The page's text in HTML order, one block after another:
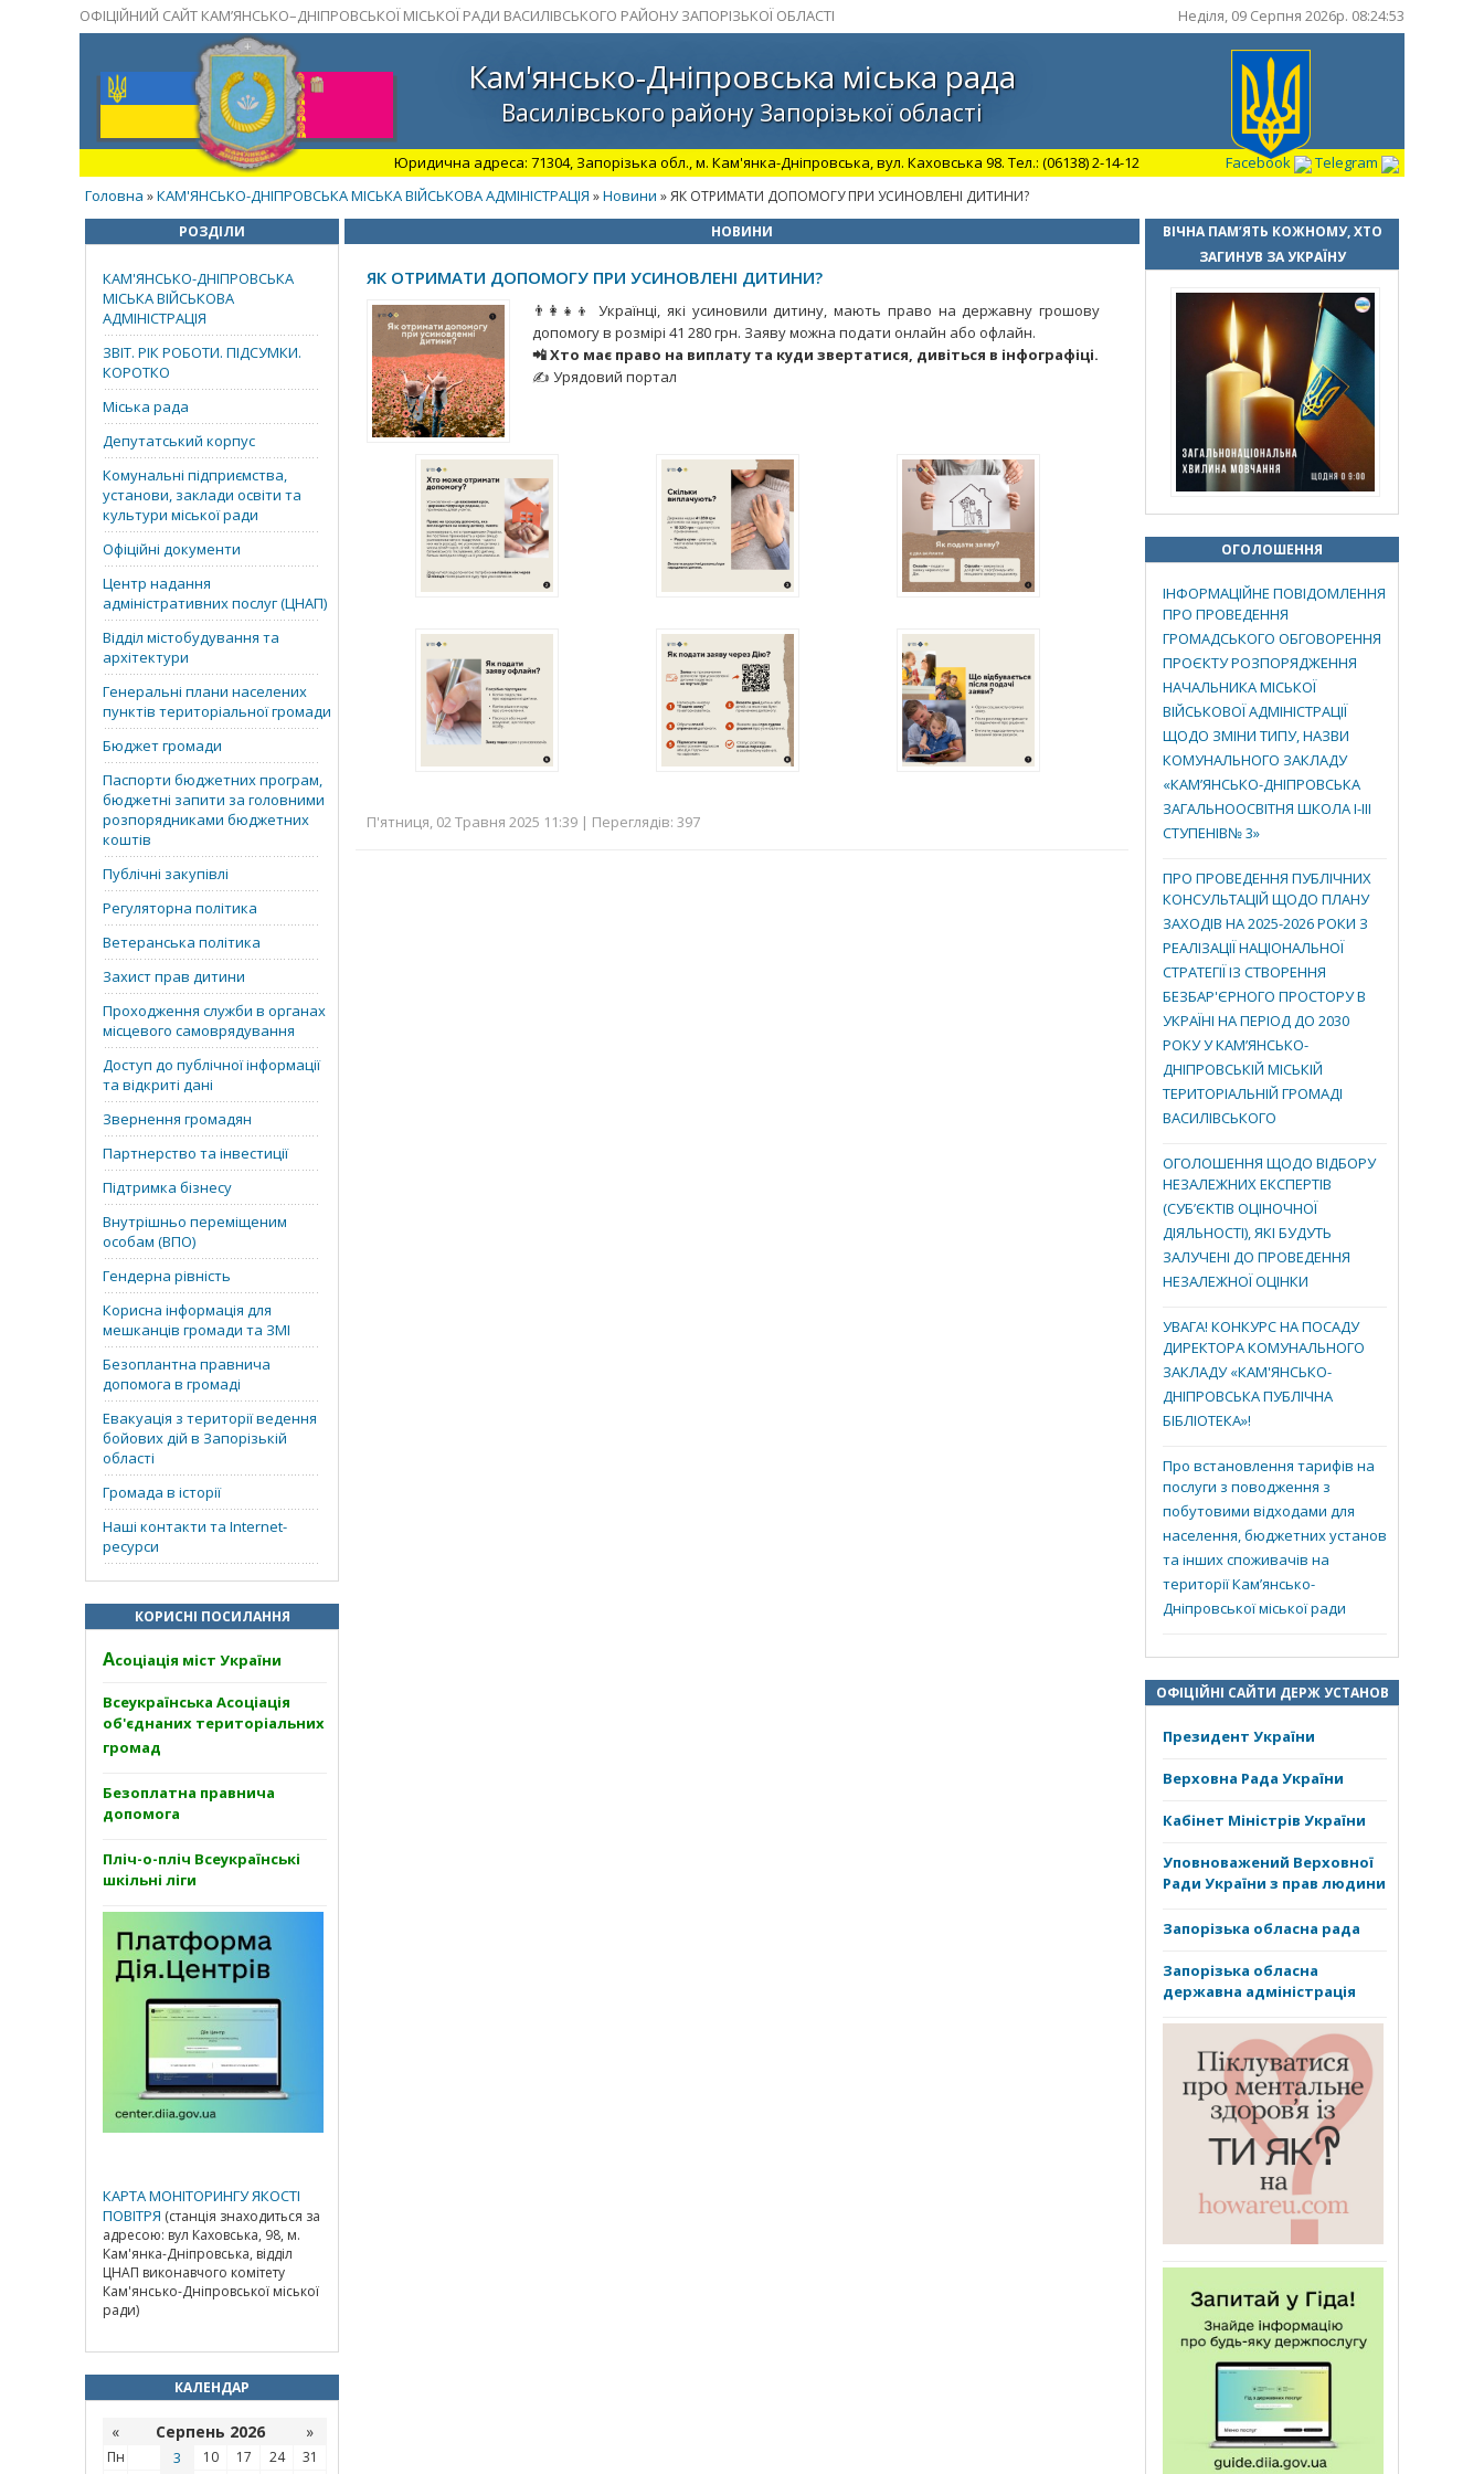
ОФІЦІЙНИЙ САЙТ КАМ’ЯНСЬКО–ДНІПРОВСЬКОЇ МІСЬКОЇ РАДИ ВАСИЛІВСЬКОГО РАЙОНУ ЗАПОРІЗЬКОЇ ОБЛАСТІ Неділя, 09 Серпня 2026р. 08:24:54
Кам'янсько-Дніпровська міська рада
Василівського району Запорізької області
Юридична адреса: 71304, Запорізька обл., м. Кам'янка-Дніпровська, вул. Каховська 98. Тел.: (06138) 2-14-12 Facebook
Telegram
Головна »КАМ'ЯНСЬКО-ДНІПРОВСЬКА МІСЬКА ВІЙСЬКОВА АДМІНІСТРАЦІЯ »Новини » ЯК ОТРИМАТИ ДОПОМОГУ ПРИ УСИНОВЛЕНІ ДИТИНИ?
РОЗДІЛИ
КАМ'ЯНСЬКО-ДНІПРОВСЬКА
МІСЬКА ВІЙСЬКОВА
АДМІНІСТРАЦІЯ
ЗВІТ. РІК РОБОТИ. ПІДСУМКИ.
КОРОТКО
Міська рада
Депутатський корпус
Комунальні підприємства,
установи, заклади освіти та
культури міської ради
Офіційні документи
Центр надання
адміністративних послуг (ЦНАП)
Відділ містобудування та
архітектури
Генеральні плани населених
пунктів територіальної громади
Бюджет громади
Паспорти бюджетних програм,
бюджетні запити за головними
розпорядниками бюджетних
коштів
Публічні закупівлі
Регуляторна політика
Ветеранська політика
Захист прав дитини
Проходження служби в органах
місцевого самоврядування
Доступ до публічної інформації
та відкриті дані
Звернення громадян
Партнерство та інвестиції
Підтримка бізнесу
Внутрішньо переміщеним
особам (ВПО)
Гендерна рівність
Корисна інформація для
мешканців громади та ЗМІ
Безоплантна правнича
допомога в громаді
Евакуація з території ведення
бойових дій в Запорізькій
області
Громада в історії
Наші контакти та Internet-
ресурси
КОРИСНІ ПОСИЛАННЯ
Асоціація міст України
Всеукраїнська Асоціація
об'єднаних територіальних
громад
Безоплатна правнича
допомога
Пліч-о-пліч Всеукраїнські
шкільні ліги
КАРТА МОНІТОРИНГУ ЯКОСТІ
ПОВІТРЯ (станція знаходиться за
адресою: вул Каховська, 98, м.
Кам'янка-Дніпровська, відділ
ЦНАП виконавчого комітету
Кам'янсько-Дніпровської міської
ради)
КАЛЕНДАР
« Серпень 2026 »
Пн 3 10 17 24
31
НОВИНИ
ЯК ОТРИМАТИ ДОПОМОГУ ПРИ УСИНОВЛЕНІ ДИТИНИ?
👨‍👩‍👧‍👦 Українці, які усиновили дитину, мають право на державну грошову
допомогу в розмірі 41 280 грн. Заяву можна подати онлайн або офлайн.
📲 Хто має право на виплату та куди звертатися, дивіться в інфографіці.
✍️ Урядовий портал
П'ятниця, 02 Травня 2025 11:39 | Переглядів: 397
ВІЧНА ПАМ’ЯТЬ КОЖНОМУ, ХТО
ЗАГИНУВ ЗА УКРАЇНУ
ОГОЛОШЕННЯ
ІНФОРМАЦІЙНЕ ПОВІДОМЛЕННЯ
ПРО ПРОВЕДЕННЯ
ГРОМАДСЬКОГО ОБГОВОРЕННЯ
ПРОЄКТУ РОЗПОРЯДЖЕННЯ
НАЧАЛЬНИКА МІСЬКОЇ
ВІЙСЬКОВОЇ АДМІНІСТРАЦІЇ
ЩОДО ЗМІНИ ТИПУ, НАЗВИ
КОМУНАЛЬНОГО ЗАКЛАДУ
«КАМ’ЯНСЬКО-ДНІПРОВСЬКА
ЗАГАЛЬНООСВІТНЯ ШКОЛА І-ІІІ
СТУПЕНІВ№ 3»
ПРО ПРОВЕДЕННЯ ПУБЛІЧНИХ
КОНСУЛЬТАЦІЙ ЩОДО ПЛАНУ
ЗАХОДІВ НА 2025-2026 РОКИ З
РЕАЛІЗАЦІЇ НАЦІОНАЛЬНОЇ
СТРАТЕГІЇ ІЗ СТВОРЕННЯ
БЕЗБАР'ЄРНОГО ПРОСТОРУ В
УКРАЇНІ НА ПЕРІОД ДО 2030
РОКУ У КАМ’ЯНСЬКО-
ДНІПРОВСЬКІЙ МІСЬКІЙ
ТЕРИТОРІАЛЬНІЙ ГРОМАДІ
ВАСИЛІВСЬКОГО
ОГОЛОШЕННЯ ЩОДО ВІДБОРУ
НЕЗАЛЕЖНИХ ЕКСПЕРТІВ
(СУБ’ЄКТІВ ОЦІНОЧНОЇ
ДІЯЛЬНОСТІ), ЯКІ БУДУТЬ
ЗАЛУЧЕНІ ДО ПРОВЕДЕННЯ
НЕЗАЛЕЖНОЇ ОЦІНКИ
УВАГА! КОНКУРС НА ПОСАДУ
ДИРЕКТОРА КОМУНАЛЬНОГО
ЗАКЛАДУ «КАМ'ЯНСЬКО-
ДНІПРОВСЬКА ПУБЛІЧНА
БІБЛІОТЕКА»!
Про встановлення тарифів на
послуги з поводження з
побутовими відходами для
населення, бюджетних установ
та інших споживачів на
території Кам’янсько-
Дніпровської міської ради
ОФІЦІЙНІ САЙТИ ДЕРЖ УСТАНОВ
Президент України
Верховна Рада України
Кабінет Міністрів України
Уповноважений Верховної
Ради України з прав людини
Запорізька обласна рада
Запорізька обласна
державна адміністрація